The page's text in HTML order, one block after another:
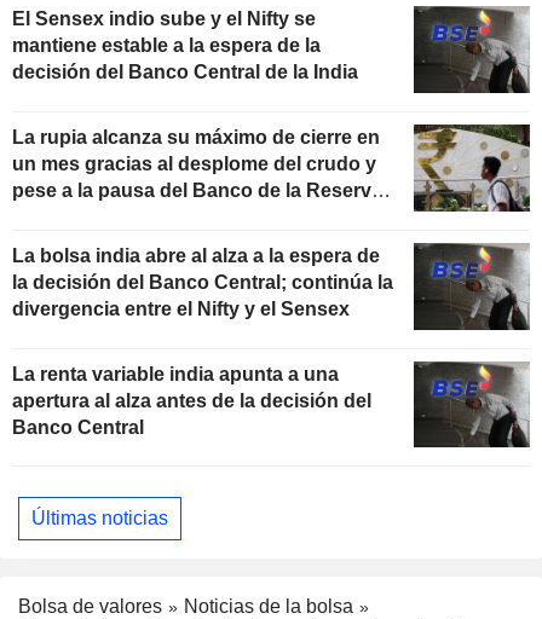
El Sensex indio sube y el Nifty se
mantiene estable a la espera de la
decisión del Banco Central de la India
La rupia alcanza su máximo de cierre en
un mes gracias al desplome del crudo y
pese a la pausa del Banco de la Reserva
La bolsa india abre al alza a la espera de
la decisión del Banco Central; continúa la
divergencia entre el Nifty y el Sensex
La renta variable india apunta a una
apertura al alza antes de la decisión del
Banco Central
Últimas noticias
Bolsa de valores
Noticias de la bolsa